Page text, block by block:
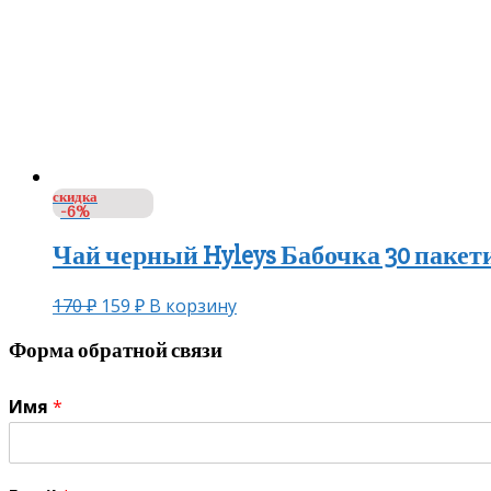
скидка
-6%
Чай черный Hyleys Бабочка 30
170₽ 159 ₽ В корзину
Форма обратной связи
Имя *